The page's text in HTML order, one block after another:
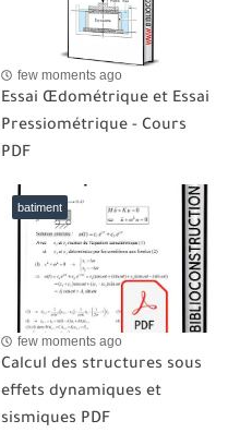
few moments ago
Essai Œdométrique et Essai
Pressiométrique - Cours
PDF
batiment
few moments ago
Calcul des structures sous
effets dynamiques et
sismiques PDF